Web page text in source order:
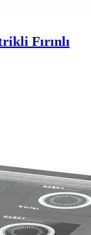
Fırınlı